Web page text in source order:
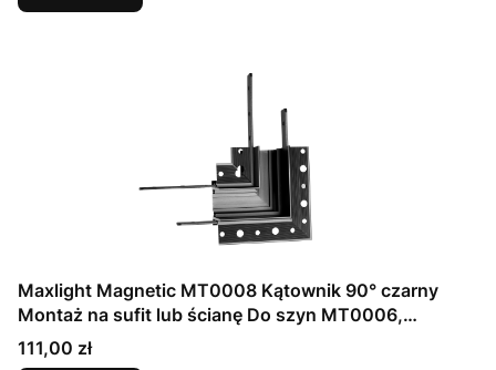
Maxlight Magnetic MT0008 Kątownik 90° czarny
Montaż na sufit lub ścianę Do szyn MT0006,
MT0007
Cena
111,00 zł